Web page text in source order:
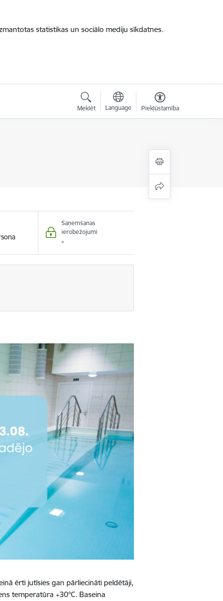
statistikas un sociālo mediju sīkdatnes.
Meklēt Language Piekļūstamība
Saņemšanas
ierobežojumi
-
ērti jutīsies gan pārliecināti peldētāji,
temperatūra +30°C. Baseina